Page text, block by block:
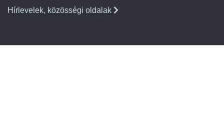
Hírlevelek, közösségi oldalak